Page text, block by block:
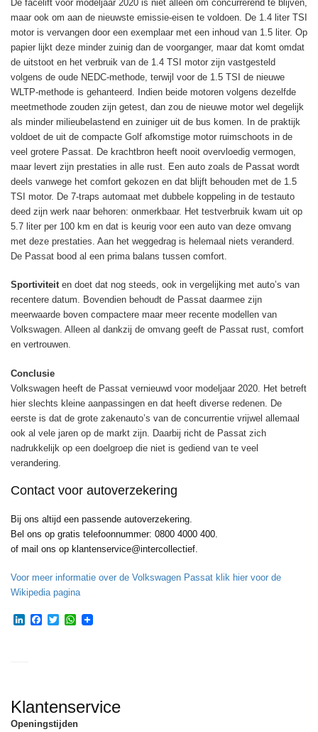
De facelift voor modeljaar 2020 is niet alleen om concurrerend te blijven,
maar ook om aan de nieuwste emissie-eisen te voldoen. De 1.4 liter TSI
motor is vervangen door een exemplaar met een inhoud van 1.5 liter. Op
papier lijkt deze minder zuinig dan de voorganger, maar dat komt omdat
de uitstoot en het verbruik van de 1.4 TSI motor zijn vastgesteld
volgens de oude NEDC-methode, terwijl voor de 1.5 TSI de nieuwe
WLTP-methode is gehanteerd. Indien beide motoren volgens dezelfde
meetmethode zouden zijn getest, dan zou de nieuwe motor wel degelijk
als minder milieubelastend en zuiniger uit de bus komen. In de praktijk
voldoet de uit de compacte Golf afkomstige motor ruimschoots in de
veel grotere Passat. De krachtbron heeft nooit overvloedig vermogen,
maar levert zijn prestaties in alle rust. Een auto zoals de Passat wordt
deels vanwege het comfort gekozen en dat blijft behouden met de 1.5
TSI motor. De 7-traps automaat met dubbele koppeling in de testauto
deed zijn werk naar behoren: onmerkbaar. Het testverbruik kwam uit op
5.7 liter per 100 km en dat is keurig voor een auto van deze omvang
met deze prestaties. Aan het weggedrag is helemaal niets veranderd.
De Passat bood al een prima balans tussen comfort.
Sportiviteiten doet dat nog steeds, ook in vergelijking met auto’s van
recentere datum. Bovendien behoudt de Passat daarmee zijn
meerwaarde boven compactere maar meer recente modellen van
Volkswagen. Alleen al dankzij de omvang geeft de Passat rust, comfort
en vertrouwen.
Conclusie
Volkswagen heeft de Passat vernieuwd voor modeljaar 2020. Het betreft
hier slechts kleine aanpassingen en dat heeft diverse redenen. De
eerste is dat de grote zakenauto’s van de concurrentie vrijwel allemaal
ook al vele jaren op de markt zijn. Daarbij richt de Passat zich
nadrukkelijk op een doelgroep die niet is gediend van te veel
verandering.
Contact voor autoverzekering
Bij ons altijd een passende autoverzekering.
Bel ons op gratis telefoonnummer: 0800 4000 400.
of mail ons op klantenservice@intercollectief.
Voor meer informatie over de Volkswagen Passat klik hier voor de
Wikipedia pagina
LinkedIn
Facebook
TwitterWhatsApp
Klantenservice
Openingstijden